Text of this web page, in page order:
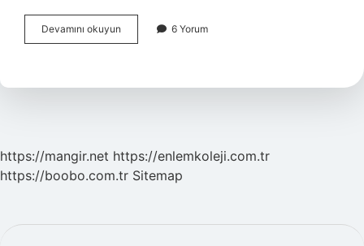
Devamını okuyun
Lim
6 Yorum
https://mangir.net https://enlemkoleji.com.tr
https://boobo.com.tr Sitemap